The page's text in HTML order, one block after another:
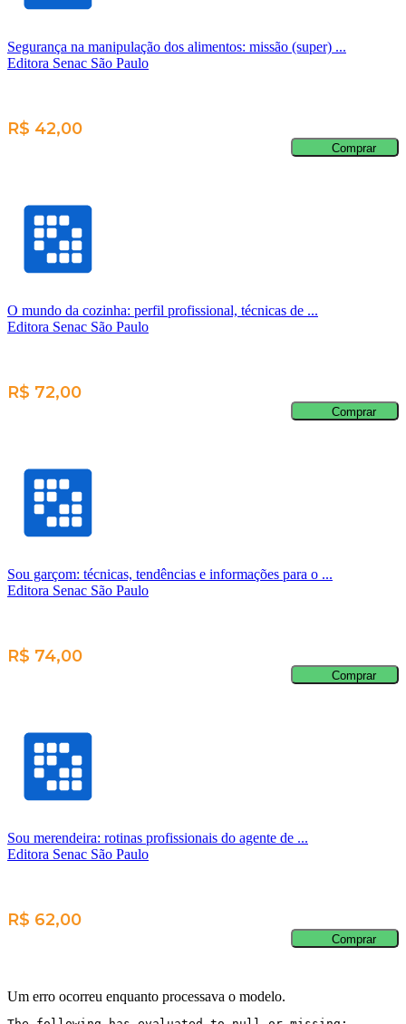
Segurança na manipulação dos alimentos: missão (super) ...
Editora Senac São Paulo
R$ 42,00
Comprar
O mundo da cozinha: perfil profissional, técnicas de ...
Editora Senac São Paulo
R$ 72,00
Comprar
Sou garçom: técnicas, tendências e informações para o ...
Editora Senac São Paulo
R$ 74,00
Comprar
Sou merendeira: rotinas profissionais do agente de ...
Editora Senac São Paulo
R$ 62,00
Comprar
Um erro ocorreu enquanto processava o modelo.